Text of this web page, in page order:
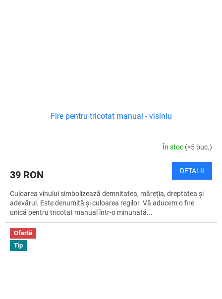
Fire pentru tricotat manual - visiniu
În stoc (>5 buc.)
39 RON DETALII
Culoarea vinului simbolizează demnitatea, măreția, dreptatea și
adevărul. Este denumită și culoarea regilor. Vă aducem o fire
unică pentru tricotat manual într-o minunată...
Ofertă
Tip